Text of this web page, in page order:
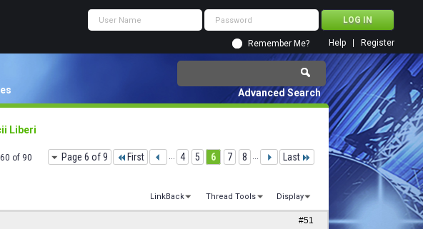
Remember Me? Register
Help
Advanced Search
Liberi
Page 6 of 9 First ... 4 5 6 7 8 ... Last
of 90
LinkBack Thread Tools Display
#51